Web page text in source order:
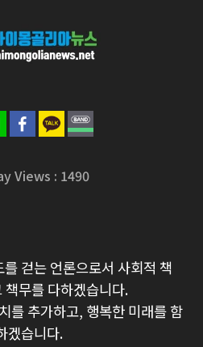
Views : 1490
걷는 언론으로서 사회적 책
무를 다하겠습니다.
를 추가하고, 행복한 미래를 함
겠습니다.